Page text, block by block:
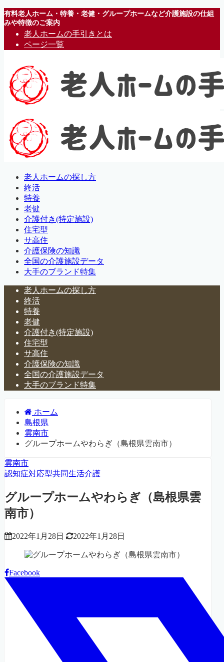
有料老人ホーム・特養・老健・グループホームなど介護施設の仕組
みや特徴のご案内
老人ホームの手引きとは
ページ一覧
老人ホームの探し方
終活
特養
老健
介護付き(特定施設)
住宅型
サ高住
介護保険の知識
全国の介護施設データ
大手のブランド特集
老人ホームの探し方
終活
特養
老健
介護付き(特定施設)
住宅型
サ高住
介護保険の知識
全国の介護施設データ
大手のブランド特集
ホーム
島根県
雲南市
グループホームやわらぎ（島根県雲南市）
雲南市
認知症対応型共同生活介護
グループホームやわらぎ（島根県雲
南市）
2022年1月28日 2022年1月28日
Facebook